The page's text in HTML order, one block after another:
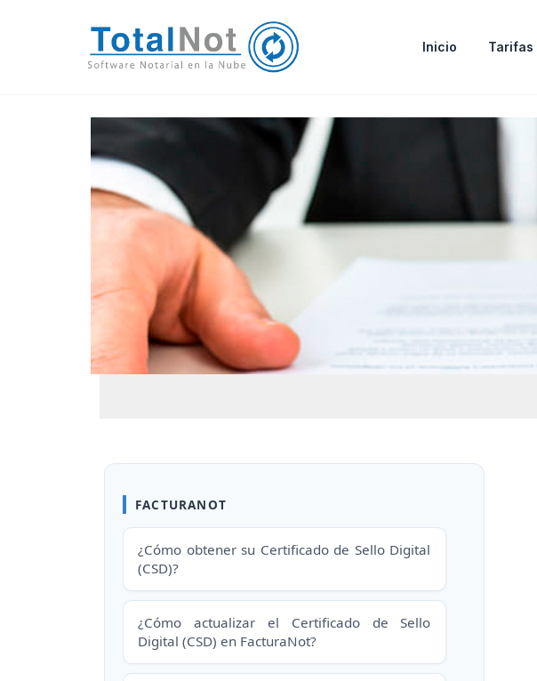
Inicio Tarifas
FACTURANOT
¿Cómo obtener su Certificado de Sello Digital
(CSD)?
¿Cómo actualizar el Certificado de Sello
Digital (CSD) en FacturaNot?